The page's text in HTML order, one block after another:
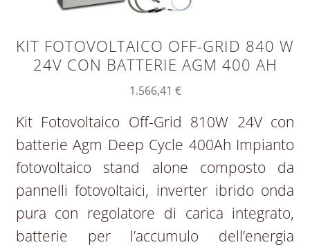
KIT FOTOVOLTAICO OFF-GRID 840 W
24V CON BATTERIE AGM 400 AH
1.566,41 €
Kit Fotovoltaico Off-Grid 810W 24V con
batterie Agm Deep Cycle 400Ah Impianto
fotovoltaico stand alone composto da
pannelli fotovoltaici, inverter ibrido onda
pura con regolatore di carica integrato,
batterie per l’accumulo dell’energia